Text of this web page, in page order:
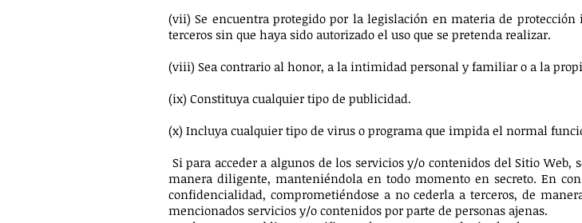
(vii) Se encuentra protegido por la legislación en materia de
terceros sin que haya sido autorizado el uso que se pretenda realizar.
(viii) Sea contrario al honor, a la intimidad personal y familiar o a la
(ix) Constituya cualquier tipo de publicidad.
(x) Incluya cualquier tipo de virus o programa que impida el normal
Si para acceder a algunos de los servicios y/o contenidos del Sitio Web,
manera diligente, manteniéndola en todo momento en secreto. En
confidencialidad, comprometiéndose a no cederla a terceros, de
mencionados servicios y/o contenidos por parte de personas ajenas.